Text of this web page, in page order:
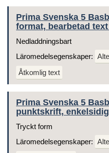
Prima Svenska 5
format, bearbetad
Nedladdningsbart
Läromedelsegenskaper:
Åtkomlig text
Prima Svenska 5
punktskrift,
Tryckt form
Läromedelsegenskaper: